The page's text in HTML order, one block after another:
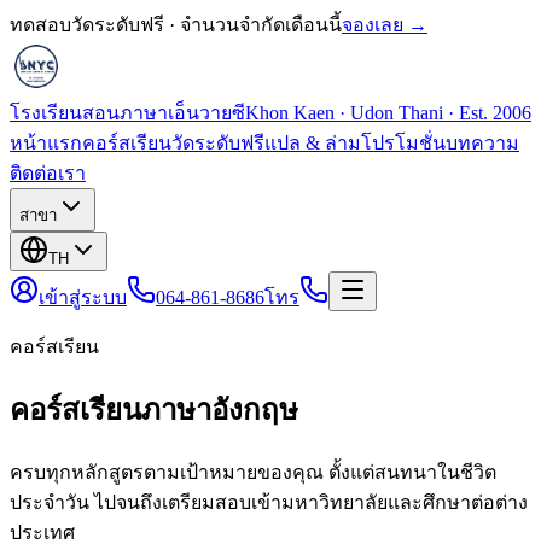
ทดสอบวัดระดับฟรี · จำนวนจำกัดเดือนนี้จองเลย →
โรงเรียนสอนภาษาเอ็นวายซีKhon Kaen · Udon Thani · Est. 2006
หน้าแรกคอร์สเรียนวัดระดับฟรีแปล & ล่ามโปรโมชั่นบทความ
ติดต่อเรา
สาขา
TH
เข้าสู่ระบบ 064-861-8686โทร
คอร์สเรียน
คอร์สเรียนภาษาอังกฤษ
ครบทุกหลักสูตรตามเป้าหมายของคุณ ตั้งแต่สนทนาในชีวิต
ประจำวัน ไปจนถึงเตรียมสอบเข้ามหาวิทยาลัยและศึกษาต่อต่าง
ประเทศ